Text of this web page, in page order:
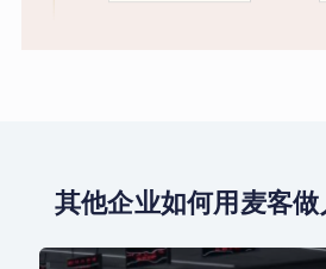
其他企业如何用麦客